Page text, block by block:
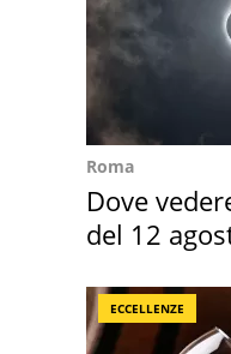
Roma
Dove
del 12
ECCELLENZE